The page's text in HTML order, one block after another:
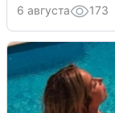
6 августа 173